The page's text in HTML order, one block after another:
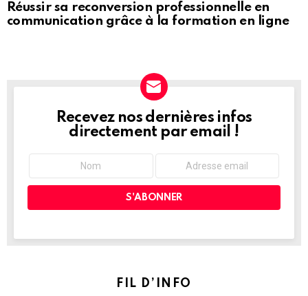
Réussir sa reconversion professionnelle en
communication grâce à la formation en ligne
NEWSLETTER
Recevez nos dernières infos
directement par email !
FIL D’INFO